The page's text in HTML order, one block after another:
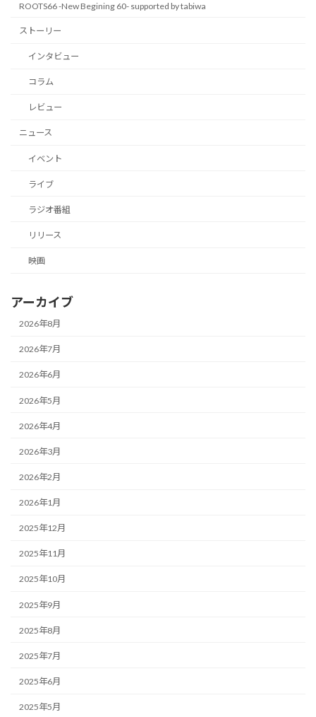
ROOTS66 -New Begining 60- supported by tabiwa
ストーリー
インタビュー
コラム
レビュー
ニュース
イベント
ライブ
ラジオ番組
リリース
映画
アーカイブ
2026年8月
2026年7月
2026年6月
2026年5月
2026年4月
2026年3月
2026年2月
2026年1月
2025年12月
2025年11月
2025年10月
2025年9月
2025年8月
2025年7月
2025年6月
2025年5月